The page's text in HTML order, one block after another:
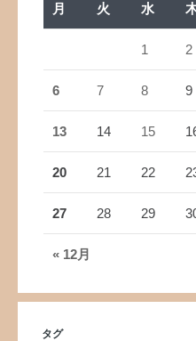
月 火 水
« 12月
1 2
6 7 8 9
13 14 15
20 21 22
27 28 29
タグ